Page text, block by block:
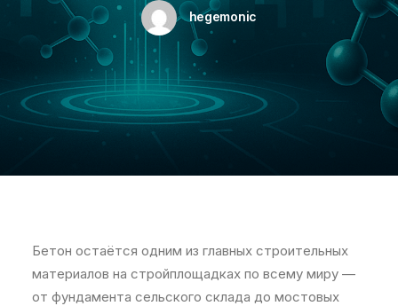
hegemonic
Бетон остаётся одним из главных строительных
материалов на стройплощадках по всему миру —
от фундамента сельского склада до мостовых